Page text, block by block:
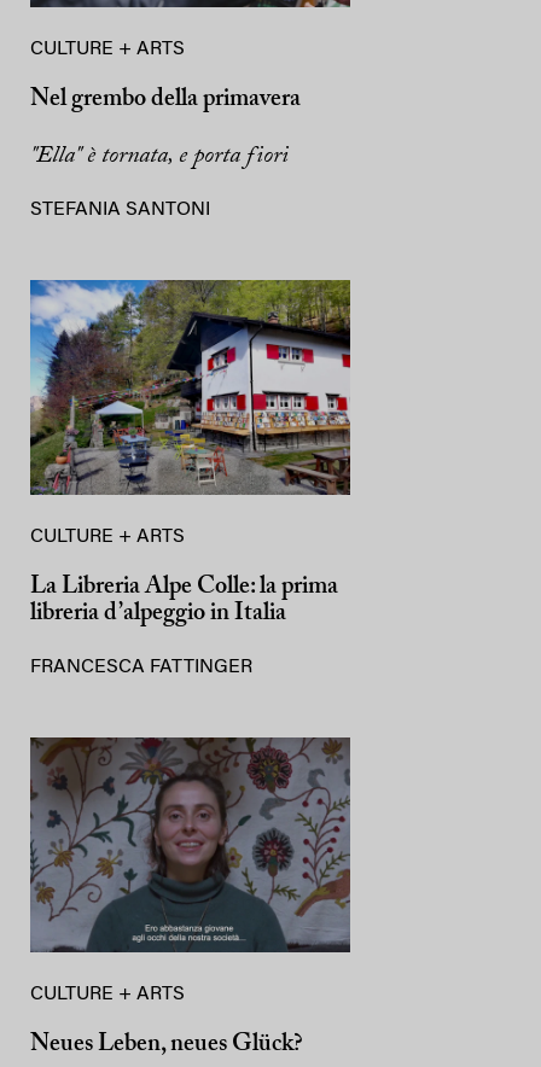
CULTURE + ARTS
Nel grembo della primavera
"Ella" è tornata, e porta fiori
STEFANIA SANTONI
CULTURE + ARTS
La Libreria Alpe Colle: la prima
libreria d’alpeggio in Italia
FRANCESCA FATTINGER
CULTURE + ARTS
Neues Leben, neues Glück?